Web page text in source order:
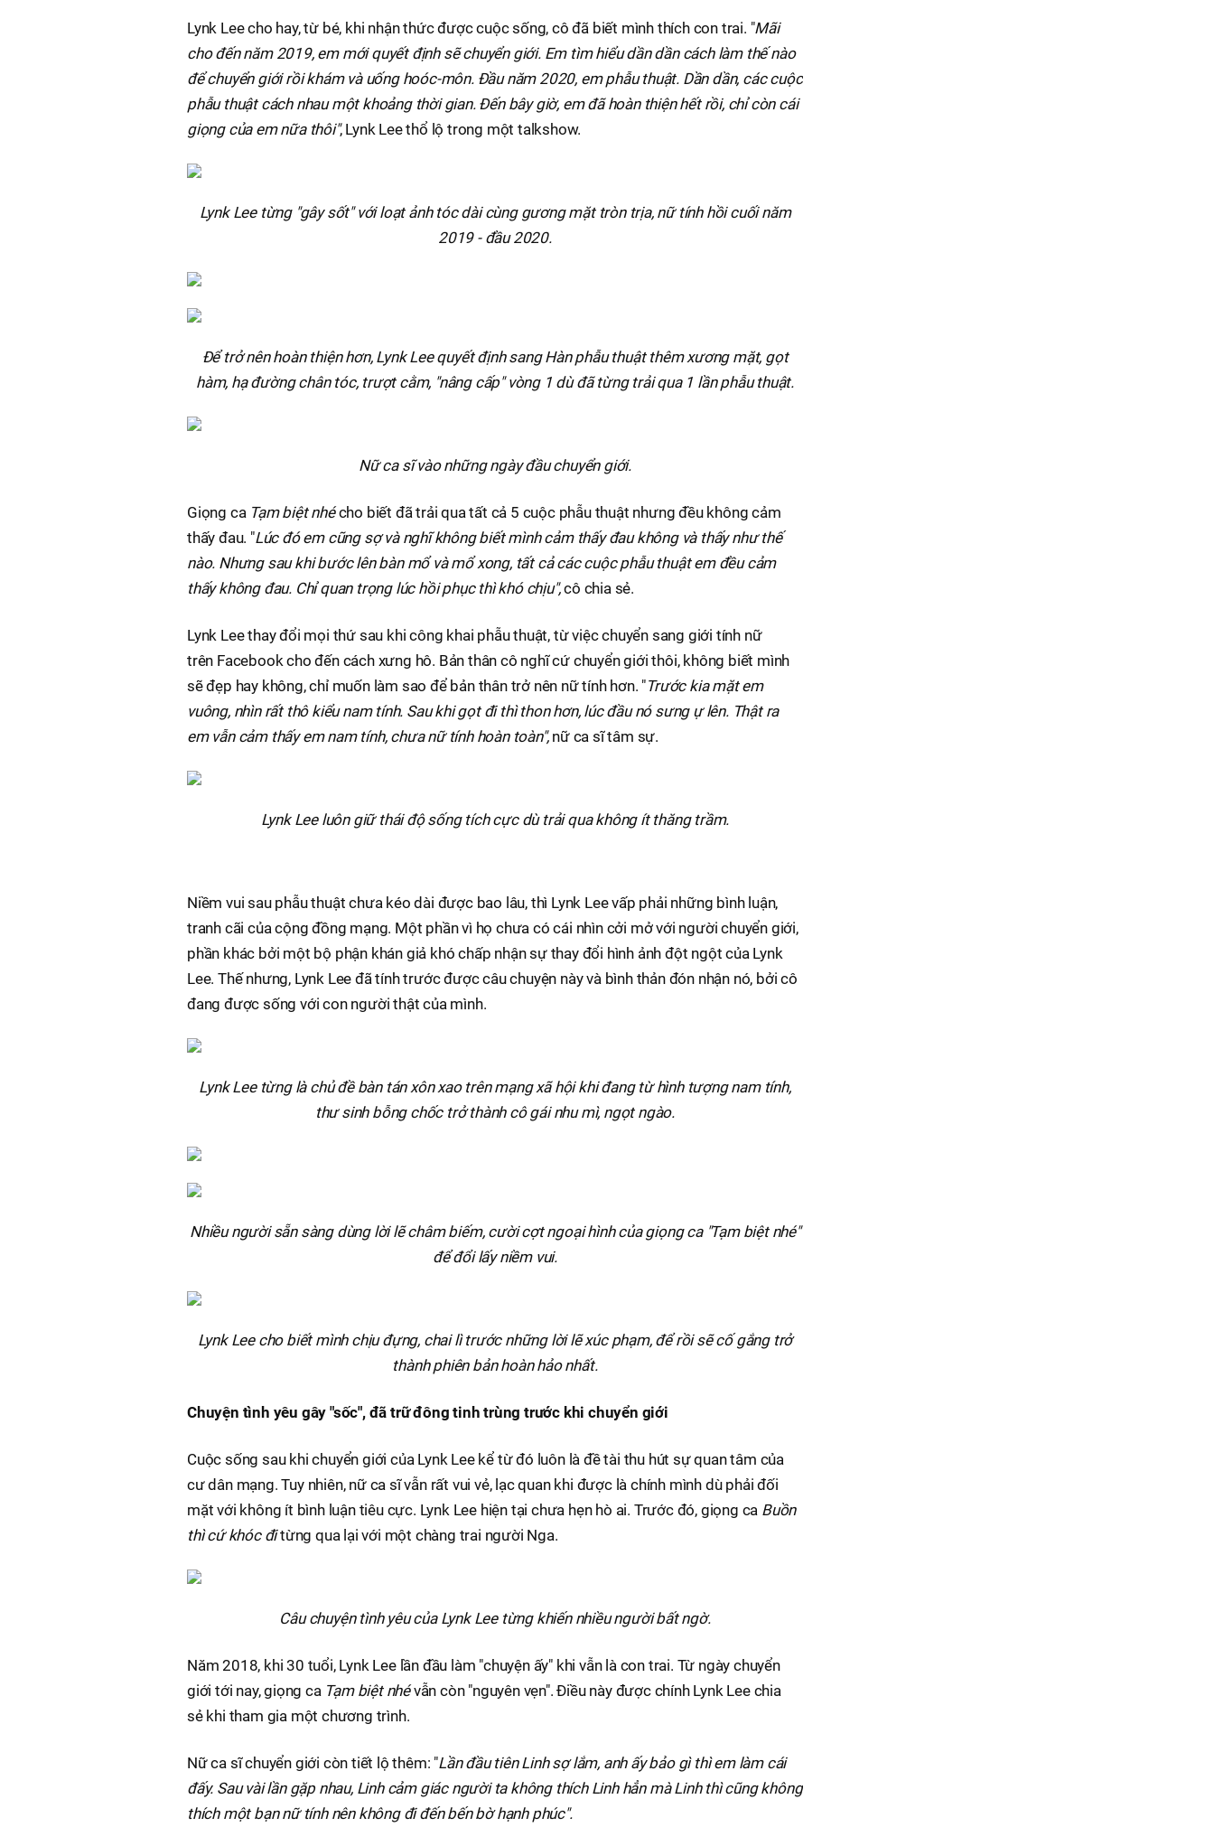
Lynk Lee cho hay, từ bé, khi nhận thức được cuộc sống, cô đã biết mình thích con trai. "Mãi
cho đến năm 2019, em mới quyết định sẽ chuyển giới. Em tìm hiểu dần dần cách làm thế nào
để chuyển giới rồi khám và uống hoóc-môn. Đầu năm 2020, em phẫu thuật. Dần dần, các cuộc
phẫu thuật cách nhau một khoảng thời gian. Đến bây giờ, em đã hoàn thiện hết rồi, chỉ còn cái
giọng của em nữa thôi", Lynk Lee thổ lộ trong một talkshow.
Lynk Lee từng "gây sốt" với loạt ảnh tóc dài cùng gương mặt tròn trịa, nữ tính hồi cuối năm
2019 - đầu 2020.
Để trở nên hoàn thiện hơn, Lynk Lee quyết định sang Hàn phẫu thuật thêm xương mặt, gọt
hàm, hạ đường chân tóc, trượt cằm, "nâng cấp" vòng 1 dù đã từng trải qua 1 lần phẫu thuật.
Nữ ca sĩ vào những ngày đầu chuyển giới.
Giọng ca Tạm biệt nhécho biết đã trải qua tất cả 5 cuộc phẫu thuật nhưng đều không cảm
thấy đau. "Lúc đó em cũng sợ và nghĩ không biết mình cảm thấy đau không và thấy như thế
nào. Nhưng sau khi bước lên bàn mổ và mổ xong, tất cả các cuộc phẫu thuật em đều cảm
thấy không đau. Chỉ quan trọng lúc hồi phục thì khó chịu",cô chia sẻ.
Lynk Lee thay đổi mọi thứ sau khi công khai phẫu thuật, từ việc chuyển sang giới tính nữ
trên Facebook cho đến cách xưng hô. Bản thân cô nghĩ cứ chuyển giới thôi, không biết mình
sẽ đẹp hay không, chỉ muốn làm sao để bản thân trở nên nữ tính hơn. "Trước kia mặt em
vuông, nhìn rất thô kiểu nam tính. Sau khi gọt đi thì thon hơn, lúc đầu nó sưng ự lên. Thật ra
em vẫn cảm thấy em nam tính, chưa nữ tính hoàn toàn",nữ ca sĩ tâm sự.
Lynk Lee luôn giữ thái độ sống tích cực dù trải qua không ít thăng trầm.
Niềm vui sau phẫu thuật chưa kéo dài được bao lâu, thì Lynk Lee vấp phải những bình luận,
tranh cãi của cộng đồng mạng. Một phần vì họ chưa có cái nhìn cởi mở với người chuyển giới,
phần khác bởi một bộ phận khán giả khó chấp nhận sự thay đổi hình ảnh đột ngột của Lynk
Lee. Thế nhưng, Lynk Lee đã tính trước được câu chuyện này và bình thản đón nhận nó, bởi cô
đang được sống với con người thật của mình.
Lynk Lee từng là chủ đề bàn tán xôn xao trên mạng xã hội khi đang từ hình tượng nam tính,
thư sinh bỗng chốc trở thành cô gái nhu mì, ngọt ngào.
Nhiều người sẵn sàng dùng lời lẽ châm biếm, cười cợt ngoại hình của giọng ca "Tạm biệt nhé"
để đổi lấy niềm vui.
Lynk Lee cho biết mình chịu đựng, chai lì trước những lời lẽ xúc phạm, để rồi sẽ cố gắng trở
thành phiên bản hoàn hảo nhất.
Chuyện tình yêu gây "sốc", đã trữ đông tinh trùng trước khi chuyển giới
Cuộc sống sau khi chuyển giới của Lynk Lee kể từ đó luôn là đề tài thu hút sự quan tâm của
cư dân mạng. Tuy nhiên, nữ ca sĩ vẫn rất vui vẻ, lạc quan khi được là chính mình dù phải đối
mặt với không ít bình luận tiêu cực. Lynk Lee hiện tại chưa hẹn hò ai. Trước đó, giọng ca Buồn
thì cứ khóc đitừng qua lại với một chàng trai người Nga.
Câu chuyện tình yêu của Lynk Lee từng khiến nhiều người bất ngờ.
Năm 2018, khi 30 tuổi, Lynk Lee lần đầu làm "chuyện ấy" khi vẫn là con trai. Từ ngày chuyển
giới tới nay, giọng ca Tạm biệt nhévẫn còn "nguyên vẹn". Điều này được chính Lynk Lee chia
sẻ khi tham gia một chương trình.
Nữ ca sĩ chuyển giới còn tiết lộ thêm: "Lần đầu tiên Linh sợ lắm, anh ấy bảo gì thì em làm cái
đấy. Sau vài lần gặp nhau, Linh cảm giác người ta không thích Linh hẳn mà Linh thì cũng không
thích một bạn nữ tính nên không đi đến bến bờ hạnh phúc".